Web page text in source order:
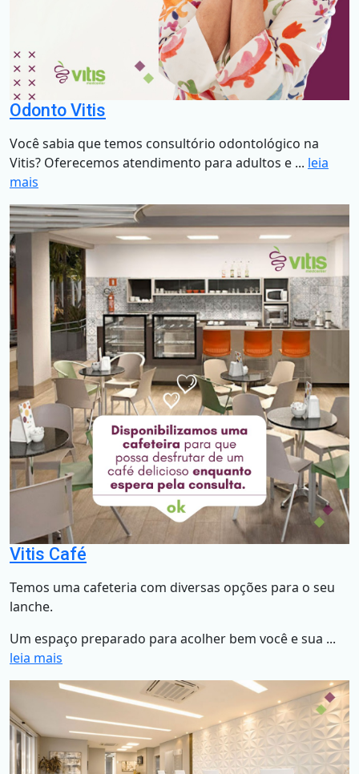
Odonto Vitis
Você sabia que temos consultório odontológico na
Vitis? Oferecemos atendimento para adultos e ... leia
mais
Vitis Café
Temos uma cafeteria com diversas opções para o seu
lanche.
Um espaço preparado para acolher bem você e sua ...
leia mais